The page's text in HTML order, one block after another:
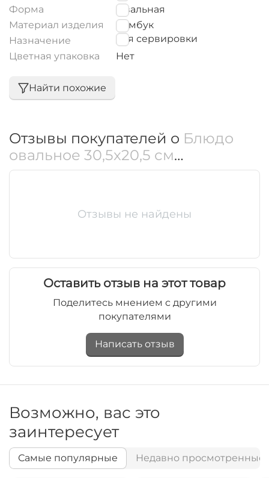
Форма
Овальная
Материал изделия
Бамбук
Назначение
для сервировки
Цветная упаковка
Нет
Найти похожие
Отзывы покупателей о Блюдо
овальное 30,5x20,5 см
WL‑771067/A
Отзывы не найдены
Оставить отзыв на этот товар
Поделитесь мнением с другими
покупателями
Написать отзыв
Возможно, вас это
заинтересует
Самые популярные Недавно просмотренные